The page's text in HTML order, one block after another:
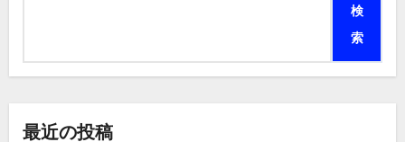
検
索
最近の投稿